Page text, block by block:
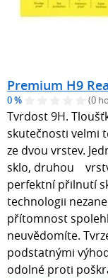
Premium H9
0 % (0
Tvrdost 9H.
skutečnosti velmi
ze dvou vrstev.
sklo, druhou
perfektní přilnutí
technologii
přítomnost
neuvědomíte.
podstatnými
odolné proti